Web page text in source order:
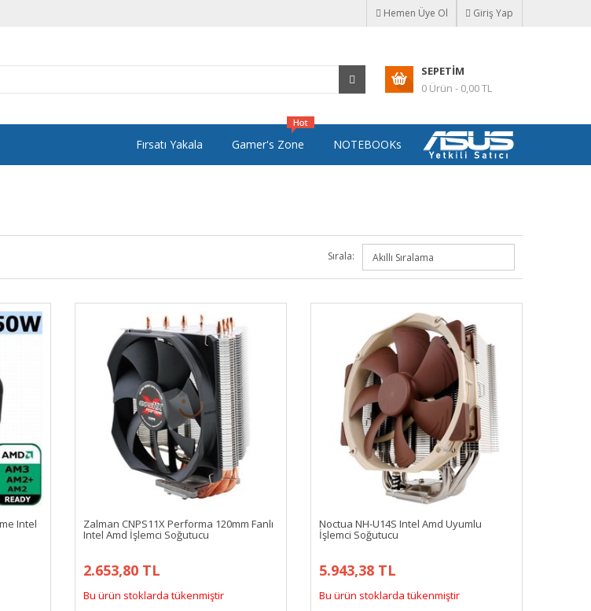
Hemen Üye Ol Giriş Yap
SEPETIM
0 Ürün - 0,00 TL
Fırsatı Yakala Gamer's Zone NOTEBOOKs
Sırala:
Intel Zalman CNPS11X Performa 120mm Fanlı
Intel Amd İşlemci Soğutucu
2.653,80 TL
Bu ürün stoklarda tükenmiştir
Noctua NH-U14S Intel Amd Uyumlu
İşlemci Soğutucu
5.943,38 TL
Bu ürün stoklarda tükenmiştir